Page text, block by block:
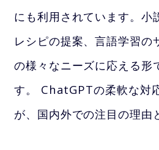
にも利用されています。小
レシピの提案、言語学習の
の様々なニーズに応える形
す。 ChatGPTの柔軟な対
が、国内外での注目の理由